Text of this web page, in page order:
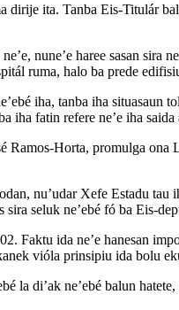
dirije ita. Tanba Eis-Titulár
nune’e haree sasan sira
ruma, halo ba prede
iha, tanba iha
iha fatin refere ne’e iha saida
Ramos-Horta, promulga
nu’udar Xefe Estadu
sira seluk ne’ebé fó ba Eis-
Faktu ida ne’e hanesan
vióla prinsipiu ida bolu
la di’ak ne’ebé balun